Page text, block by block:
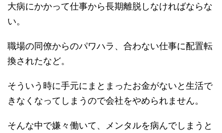
大病にかかって仕事から長期離脱しなければならな
い。
職場の同僚からのパワハラ、合わない仕事に配置転
換されたなど。
そういう時に手元にまとまったお金がないと生活で
きなくなってしまうので会社をやめられません。
そんな中で嫌々働いて、メンタルを病んでしまうと